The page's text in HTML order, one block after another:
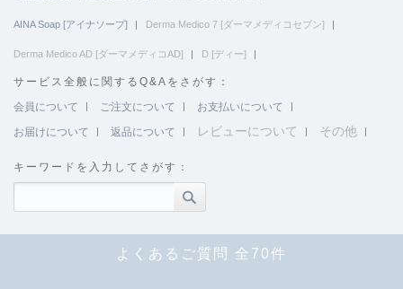
AINA Soap [アイナソープ] Derma Medico 7 [ダーマメディコセブン]
Derma Medico AD [ダーマメディコAD] D [ディー]
サービス全般に関するQ&Aをさがす：
会員について
ご注文について
お支払いについて
お届けについて
返品について レビューについて その他
キーワードを入力してさがす：
よくあるご質問 全70件